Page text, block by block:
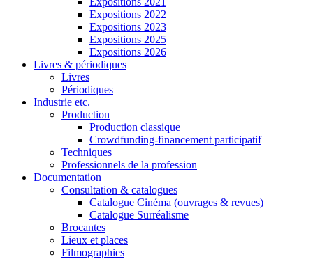
Expositions 2022
Expositions 2023
Expositions 2025
Expositions 2026
Livres & périodiques
Livres
Périodiques
Industrie etc.
Production
Production classique
Crowdfunding-financement participatif
Techniques
Professionnels de la profession
Documentation
Consultation & catalogues
Catalogue Cinéma (ouvrages & revues)
Catalogue Surréalisme
Brocantes
Lieux et places
Filmographies